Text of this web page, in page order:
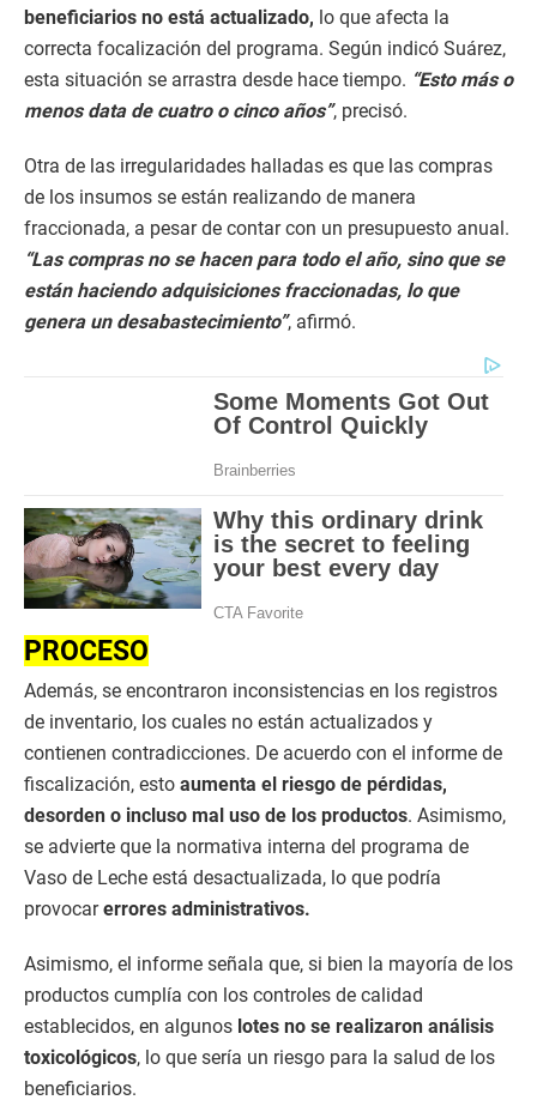
beneficiarios no está actualizado, lo que afecta la
correcta focalización del programa. Según indicó Suárez,
esta situación se arrastra desde hace tiempo. “Esto más o
menos data de cuatro o cinco años”, precisó.
Otra de las irregularidades halladas es que las compras
de los insumos se están realizando de manera
fraccionada, a pesar de contar con un presupuesto anual.
“Las compras no se hacen para todo el año, sino que se
están haciendo adquisiciones fraccionadas, lo que
genera un desabastecimiento”, afirmó.
PROCESO
Además, se encontraron inconsistencias en los registros
de inventario, los cuales no están actualizados y
contienen contradicciones. De acuerdo con el informe de
fiscalización, esto aumenta el riesgo de pérdidas,
desorden o incluso mal uso de los productos. Asimismo,
se advierte que la normativa interna del programa de
Vaso de Leche está desactualizada, lo que podría
provocarerrores administrativos.
Asimismo, el informe señala que, si bien la mayoría de los
productos cumplía con los controles de calidad
establecidos, en algunos lotes no se realizaron análisis
toxicológicos, lo que sería un riesgo para la salud de los
beneficiarios.